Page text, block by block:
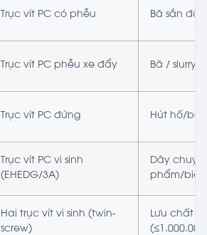
Trục vít PC có phễu Bã sắn
Trục vít PC phễu xe đẩy Bã / slurry
Trục vít PC đứng Hút hố/bể
Trục vít PC vi sinh
(EHEDG/3A)
Dây
phẩm/
Hai trục vít vi sinh (twin-
screw)
Lưu chất